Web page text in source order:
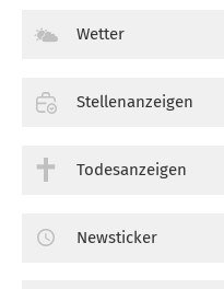
Wetter
Stellenanzeigen
Todesanzeigen
Newsticker